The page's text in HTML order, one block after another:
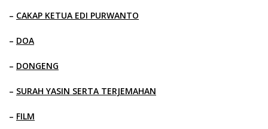
– CAKAP KETUA EDI PURWANTO
– DOA
– DONGENG
– SURAH YASIN SERTA TERJEMAHAN
– FILM